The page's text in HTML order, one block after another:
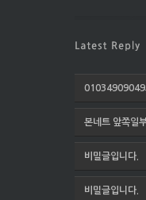
01034909049
본네트 앞쪽일
비밀글입니다.
비밀글입니다.